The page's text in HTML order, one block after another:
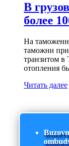
В
более
На
таможни при
транзитом
отопления
Читать далее